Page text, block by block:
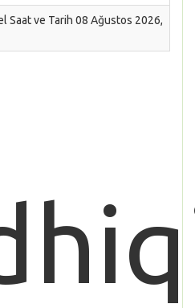
Saat ve Tarih 08 Ağustos 2026,